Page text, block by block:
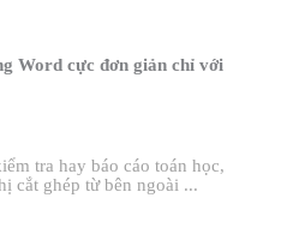
Word cực đơn giản chỉ với
tra hay báo cáo toán học,
cắt ghép từ bên ngoài ...